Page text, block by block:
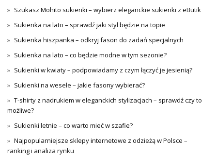
Szukasz Mohito sukienki – wybierz eleganckie sukienki z eButik
Sukienka na lato – sprawdź jaki styl będzie na topie
Sukienka hiszpanka – odkryj fason do zadań specjalnych
Sukienka na lato – co będzie modne w tym sezonie?
Sukienki w kwiaty – podpowiadamy z czym łączyć je jesienią?
Sukienki na wesele – jakie fasony wybierać?
T-shirty z nadrukiem w eleganckich stylizacjach – sprawdź czy to
możliwe?
Sukienki letnie – co warto mieć w szafie?
Najpopularniejsze sklepy internetowe z odzieżą w Polsce –
ranking i analiza rynku